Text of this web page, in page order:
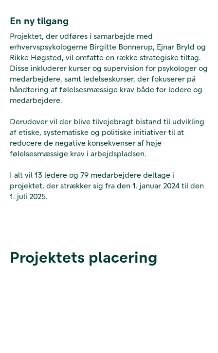
En ny tilgang
Projektet, der udføres i samarbejde med
erhvervspsykologerne Birgitte Bonnerup, Ejnar Bryld og
Rikke Høgsted, vil omfatte en række strategiske tiltag.
Disse inkluderer kurser og supervision for psykologer og
medarbejdere, samt ledelseskurser, der fokuserer på
håndtering af følelsesmæssige krav både for ledere og
medarbejdere.
Derudover vil der blive tilvejebragt bistand til udvikling
af etiske, systematiske og politiske initiativer til at
reducere de negative konsekvenser af høje
følelsesmæssige krav i arbejdspladsen.
I alt vil 13 ledere og 79 medarbejdere deltage i
projektet, der strækker sig fra den 1. januar 2024 til den
1. juli 2025.
Projektets placering